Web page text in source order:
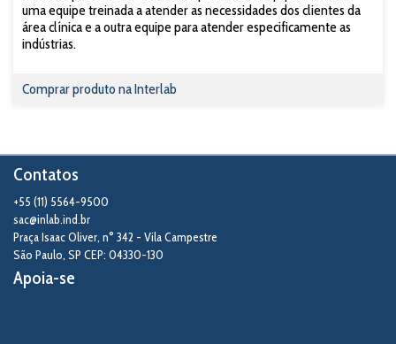
uma equipe treinada a atender as necessidades dos clientes da
área clínica e a outra equipe para atender especificamente as
indústrias.
Comprar produto na Interlab
Contatos
+55 (11) 5564-9500
sac@inlab.ind.br
Praça Isaac Oliver, n° 342 - Vila Campestre
São Paulo, SP CEP: 04330-130
Apoia-se